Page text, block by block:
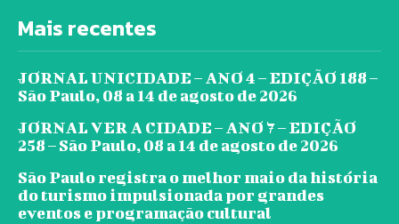
Mais recentes
JORNAL UNICIDADE – ANO 4 – EDIÇÃO 188 –
São Paulo, 08 a 14 de agosto de 2026
JORNAL VER A CIDADE – ANO 7 – EDIÇÃO
258 – São Paulo, 08 a 14 de agosto de 2026
São Paulo registra o melhor maio da história
do turismo impulsionada por grandes
eventos e programação cultural